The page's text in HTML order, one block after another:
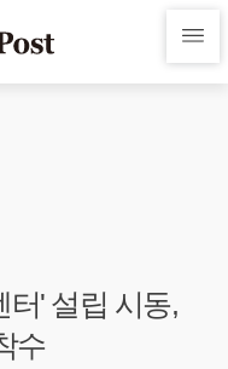
터' 설립 시동,
수